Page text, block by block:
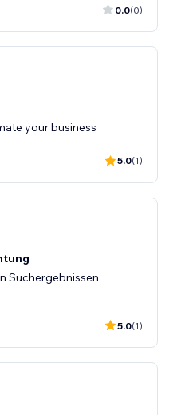
0.0(0)
your business
5.0(1)
Suchergebnissen
5.0(1)